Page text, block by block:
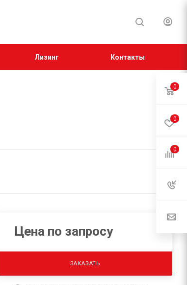
Лизинг Контакты
Цена по запросу
ЗАКАЗАТЬ
0
0
0